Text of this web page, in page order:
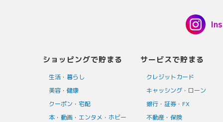
ショッピングで貯まる
生活・暮らし
美容・健康
クーポン・宅配
本・動画・エンタメ・ホビー
サービスで貯まる
クレジットカード
キャッシング・ローン
銀行・証券・FX
不動産・保険